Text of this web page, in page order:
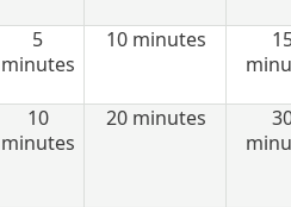
5
minutes
10 minutes
10
minutes
20 minutes